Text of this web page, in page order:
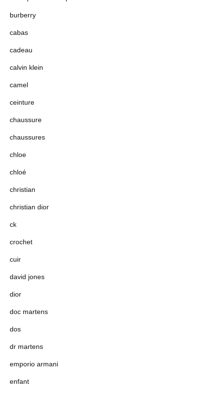
burberry
cabas
cadeau
calvin klein
camel
ceinture
chaussure
chaussures
chloe
chloé
christian
christian dior
ck
crochet
cuir
david jones
dior
doc martens
dos
dr martens
emporio armani
enfant